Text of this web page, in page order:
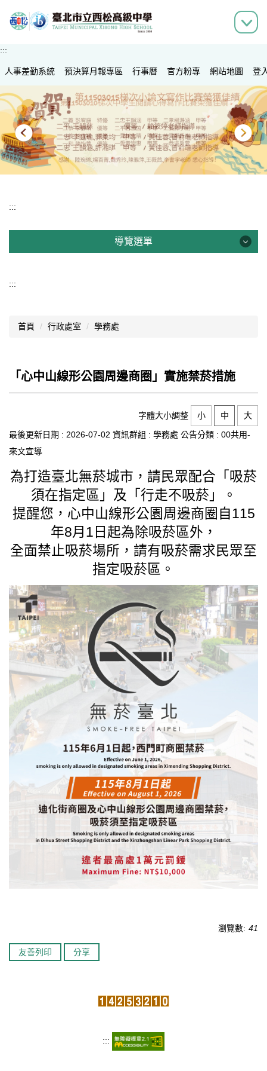
到
容
區
:::
人事差勤系統 預決算月報專區 行事曆 官方粉專 網站地圖 登
:::
導覽選單
認識西松
文件資料
網站管理
行事曆
西松學習歷程檔案
家長會
家長專區
臺北市111年度臺北酷課雲師資增能推廣
防疫在家學習專區
:::
首頁 行政處室 學務處
「心中山線形公園周邊商圈」實施禁菸措施
字體大小調整 小 中
大
最後更新日期 : 2026-07-02 資訊群組 : 學務處 公告分類 : 00共用-
來文宣導
為打造臺北無菸城市，請民眾配合「吸菸
須在指定區」及「行走不吸菸」。
提醒您，心中山線形公園周邊商圈自115
年8月1日起為除吸菸區外，
全面禁止吸菸場所，請有吸菸需求民眾至
指定吸菸區。
瀏覽數: 41
友善列印 分享
:::